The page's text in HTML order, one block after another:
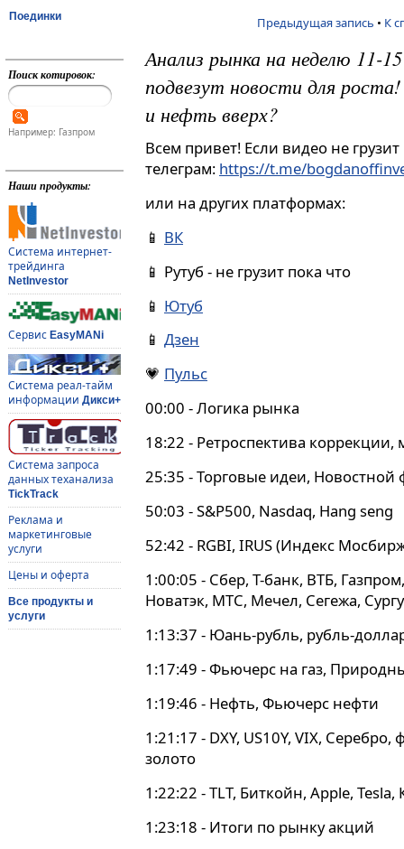
Поединки
Поиск котировок:
Например: Газпром
Наши продукты:
Система интернет-
трейдинга
NetInvestor
Сервис EasyMANi
Система реал-тайм
информации Дикси+
Система запроса
данных теханализа
TickTrack
Реклама и
маркетинговые
услуги
Цены и оферта
Все продукты и
услуги
Предыдущая запись • К
Анализ рынка на неделю 11-
подвезут новости для
и нефть вверх?
Всем привет! Если видео не
телеграм: https://t.me/
или на других платформах:
📱 ВК
📱 Рутуб - не грузит пока что
📱 Ютуб
📱 Дзен
💗 Пульс
00:00 - Логика рынка
18:22 - Ретроспектива
25:35 - Торговые идеи, Новостной
50:03 - S&P500, Nasdaq, Hang seng
52:42 - RGBI, IRUS (Индекс
1:00:05 - Сбер, Т-банк, ВТБ,
Новатэк, МТС, Мечел, Сегежа,
1:13:37 - Юань-рубль, рубль-
1:17:49 - Фьючерс на газ,
1:19:46 - Нефть, Фьючерс нефти
1:21:17 - DXY, US10Y, VIX,
золото
1:22:22 - TLT, Биткойн, Apple,
1:23:18 - Итоги по рынку акций